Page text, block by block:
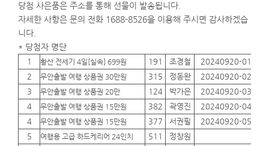
당첨 사은품은 주소를 통해 선물이 발송됩니다.
자세한 사항은 문의 전화 1688-8526을 이용해 주시면 감사하겠습
니다.
* 당첨자 명단
1 황산 전세기 4일[실속] 699원 191 조경철 20240920-01
2
무안출발 여행 상품권 30만원 315 정동완 20240920-02
3
무안출발 여행 상품권 20만 124 박가은 20240920-03
4
무안출발 여행 상품권 15만원 382 곽영진 20240920-04
4
무안출발 여행 상품권 15만원 377 서권필 20240920-05
5
여행용 고급 하드케리어 24인치 511 정창원